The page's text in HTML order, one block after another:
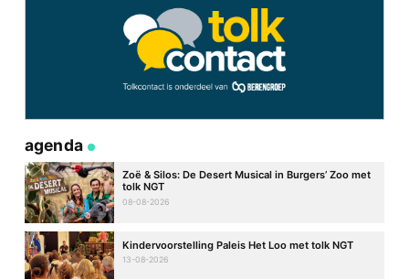
agenda
Zoë & Silos: De Desert Musical in Burgers’ Zoo met
tolk NGT
08-08-2026
Kindervoorstelling Paleis Het Loo met tolk NGT
13-08-2026